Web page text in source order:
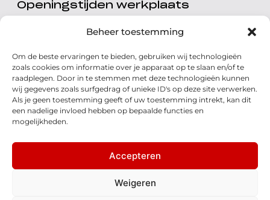
Beheer toestemming
Om de beste ervaringen te bieden, gebruiken wij technologieën
zoals cookies om informatie over je apparaat op te slaan en/of te
raadplegen. Door in te stemmen met deze technologieën kunnen
wij gegevens zoals surfgedrag of unieke ID's op deze site verwerken.
Als je geen toestemming geeft of uw toestemming intrekt, kan dit
een nadelige invloed hebben op bepaalde functies en
mogelijkheden.
Accepteren
Weigeren
Openingstijden werkplaats
Maandag t/m vrijdag
08.00 tot 17.00 uur
Zondag
Gesloten
Volg ons
© 2026 - Honda Welman